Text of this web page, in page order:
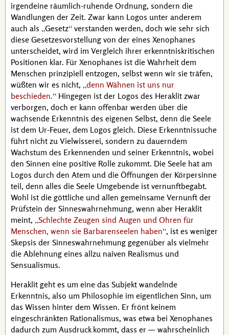
irgendeine räumlich-ruhende Ordnung, sondern die
Wandlungen der Zeit. Zwar kann Logos unter anderem
auch als Gesetz verstanden werden, doch wie sehr sich
diese Gesetzesvorstellung von der eines Xenophanes
unterscheidet, wird im Vergleich ihrer erkenntniskritischen
Positionen klar. Für Xenophanes ist die Wahrheit dem
Menschen prinzipiell entzogen, selbst wenn wir sie träfen,
wüßten wir es nicht, denn Wähnen ist uns nur
beschieden.
Hingegen ist der Logos des Heraklit zwar
verborgen, doch er kann offenbar werden über die
wachsende Erkenntnis des eigenen Selbst, denn die Seele
ist dem Ur-Feuer, dem Logos gleich. Diese Erkenntnissuche
führt nicht zu Vielwisserei, sondern zu dauerndem
Wachstum des Erkennenden und seiner Erkenntnis, wobei
den Sinnen eine positive Rolle zukommt. Die Seele hat am
Logos durch den Atem und die Öffnungen der Körpersinne
teil, denn alles die Seele Umgebende ist vernunftbegabt.
Wohl ist die göttliche und allen gemeinsame Vernunft der
Prüfstein der Sinneswahrnehmung, wenn aber Heraklit
meint, Schlechte Zeugen sind Augen und Ohren für
Menschen, wenn sie Barbarenseelen haben , ist es weniger
Skepsis der Sinneswahrnehmung gegenüber als vielmehr
die Ablehnung eines allzu naiven Realismus und
Sensualismus.
Heraklit geht es um eine das Subjekt wandelnde
Erkenntnis, also um Philosophie im eigentlichen Sinn, um
das Wissen hinter dem Wissen. Er frönt keinem
eingeschränkten Rationalismus, was etwa bei Xenophanes
dadurch zum Ausdruck kommt, dass er — wahrscheinlich